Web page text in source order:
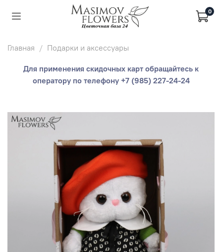
0
Главная Подарки и аксессуары
Для применения скидочных карт обращайтесь к
оператору по телефону +7 (985) 227-24-24